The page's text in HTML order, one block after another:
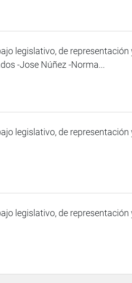
legislativo, de representación
-Jose Núñez -Norma...
legislativo, de representación
legislativo, de representación